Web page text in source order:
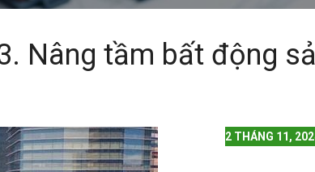
H
Nâng tầm bất động
2 THÁNG 11,